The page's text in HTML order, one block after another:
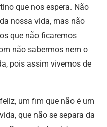
que nos espera. Não
nossa vida, mas não
que não ficaremos
não sabermos nem o
pois assim vivemos de
um fim que não é um
que não se separa da